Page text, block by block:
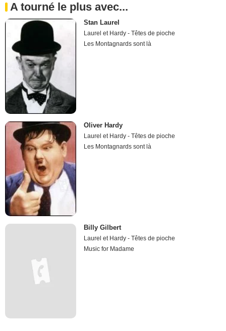
A tourné le plus avec...
Stan Laurel
Laurel et Hardy - Têtes de pioche
Les Montagnards sont là
Oliver Hardy
Laurel et Hardy - Têtes de pioche
Les Montagnards sont là
Billy Gilbert
Laurel et Hardy - Têtes de pioche
Music for Madame